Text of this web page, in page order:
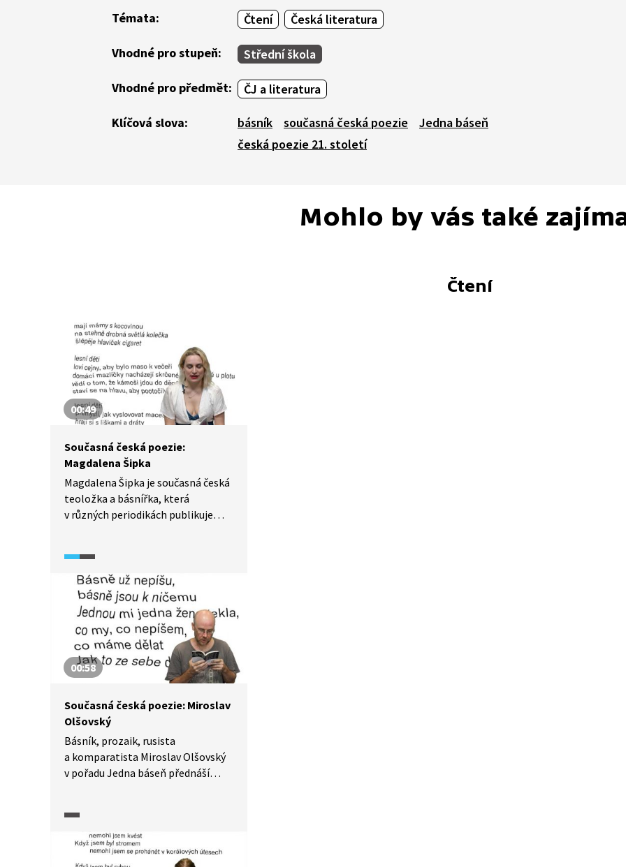
Témata: Čtení Česká literatura
Vhodné pro stupeň: Střední škola
Vhodné pro předmět: ČJ a literatura
Klíčová slova: básník současná česká poezie
Jedna báseň
česká poezie 21. století
Mohlo by vás také
Čtení
00:49
Současná česká poezie:
Magdalena Šipka
Magdalena Šipka je současná česká
teoložka a básnířka, která
v různých periodikách publikuje
tématům (např. feminismu). Ze své
sbírky Město hráze, která
představuje její debut, předčítá
báseň Lesní děti.
00:58
Současná česká poezie: Miroslav
Olšovský
Básník, prozaik, rusista
a komparatista Miroslav Olšovský
v pořadu Jedna báseň přednáší